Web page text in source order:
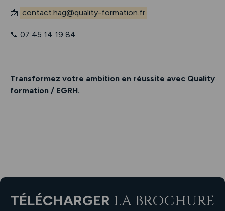
📩 contact.hag@quality-formation.fr
📞 07 45 14 19 84
Transformez votre ambition en réussite avec Quality
formation / EGRH.
TÉLÉCHARGER LA BROCHURE